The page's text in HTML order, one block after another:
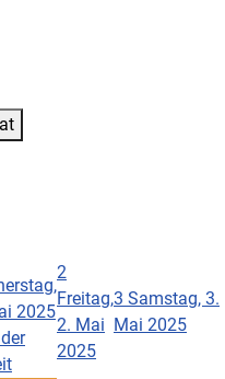
2025
2
Freitag,
2. Mai
2025
3 Samstag, 3.
Mai 2025